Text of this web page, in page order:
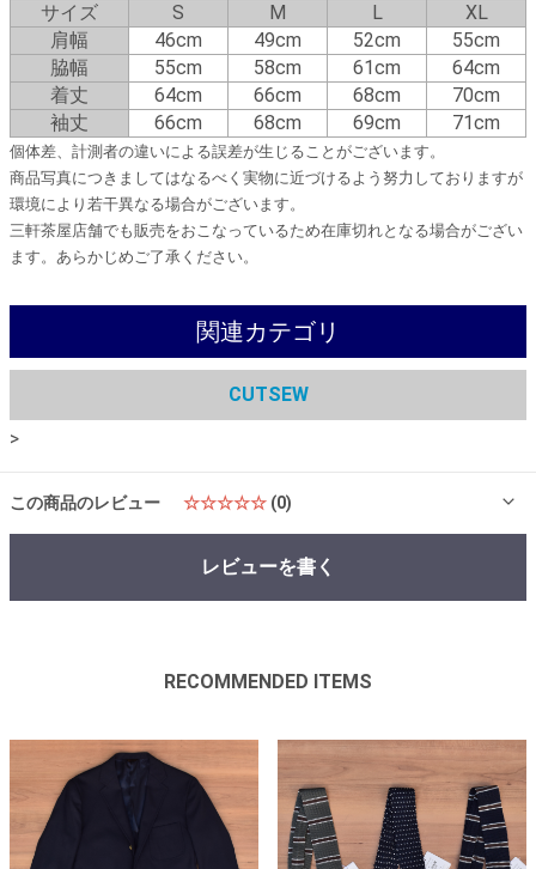
サイズ S M L
XL
肩幅
46cm 49cm 52cm
55cm
脇幅
55cm 58cm 61cm
64cm
着丈
64cm 66cm 68cm
70cm
袖丈
66cm 68cm 69cm 71cm
個体差、計測者の違いによる誤差が生じることがございます。
商品写真につきましてはなるべく実物に近づけるよう努力しておりますが
環境により若干異なる場合がございます。
三軒茶屋店舗でも販売をおこなっているため在庫切れとなる場合がござい
ます。あらかじめご了承ください。
関連カテゴリ
CUTSEW
>
この商品のレビュー ☆☆☆☆☆ (0)
レビューを書く
RECOMMENDED ITEMS